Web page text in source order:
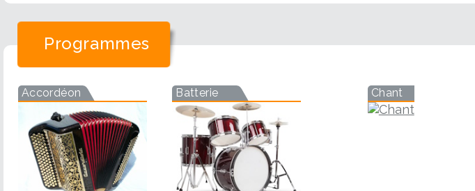
Programmes
Accordéon Batterie Chant